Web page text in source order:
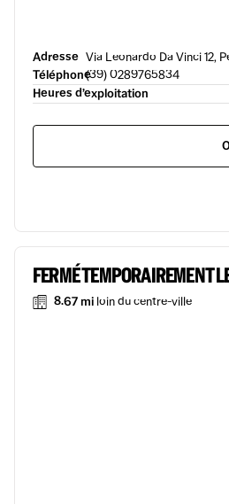
Adresse Via Leonardo Da Vinci 12,
Téléphone(39) 0289765834
Heures d’exploitation
FERMÉ TEMPORAIREMENT
8.67 mi loin du centre-ville